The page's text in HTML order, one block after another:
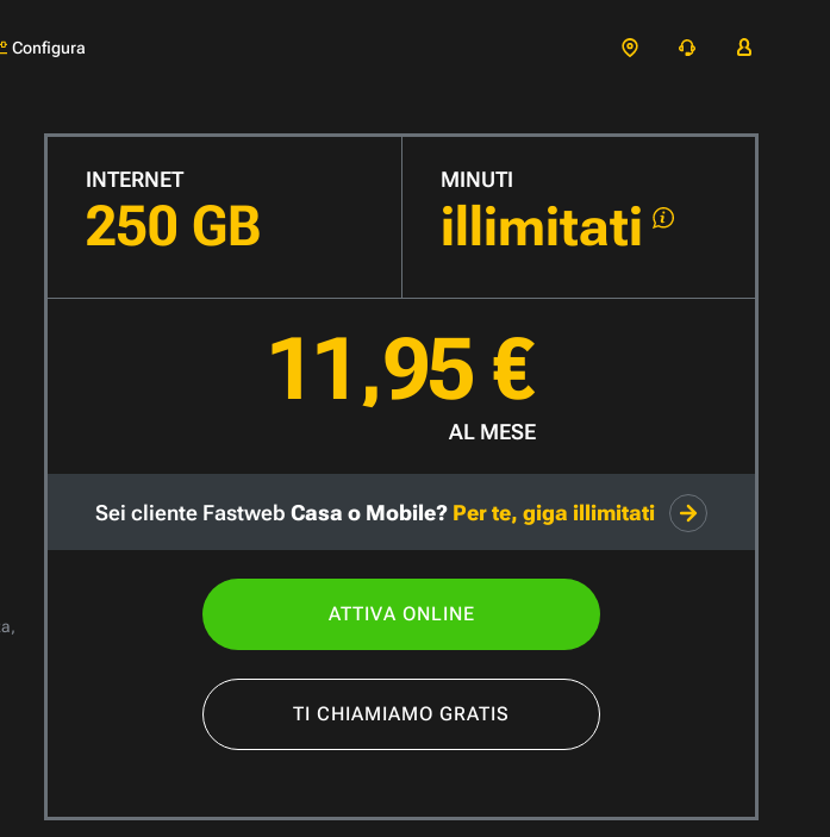
Configura
INTERNET
250 GB
MINUTI
illimitati
11,95 €
AL MESE
Sei cliente Fastweb Casa o Mobile? Per te, giga illimitati
ATTIVA ONLINE
TI CHIAMIAMO GRATIS